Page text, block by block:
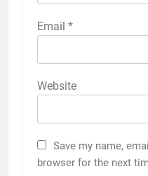
Email *
Website
Save my name,
browser for the next